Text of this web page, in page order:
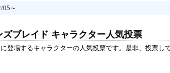
05～
ズブレイド キャラクター人気投票
登場するキャラクターの人気投票です。是非、投票